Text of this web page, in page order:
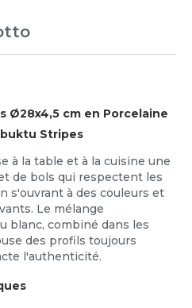
Ø28x4,5 cm en Porcelaine
Stripes
à la table et à la cuisine une
de bols qui respectent les
s'ouvrant à des couleurs et
Le mélange
blanc, combiné dans les
des profils toujours
l'authenticité.